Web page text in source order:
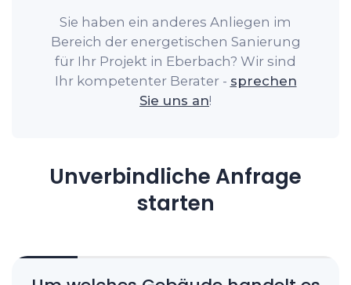
Sie haben ein anderes Anliegen im
Bereich der energetischen Sanierung
für Ihr Projekt in Eberbach? Wir sind
Ihr kompetenter Berater - sprechen
Sie uns an!
Unverbindliche Anfrage
starten